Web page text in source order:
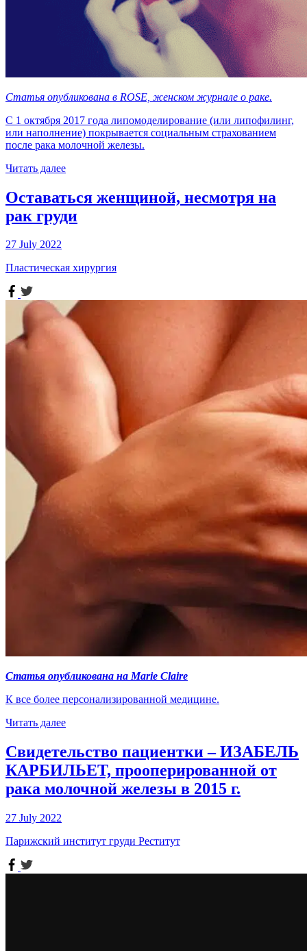
Статья опубликована в ROSE, женском журнале о раке.
С 1 октября 2017 года липомоделирование (или липофилинг,
или наполнение) покрывается социальным страхованием
после рака молочной железы.
Читать далее
Оставаться женщиной, несмотря на
рак груди
27 July 2022
Пластическая хирургия
Статья опубликована на Marie Claire
К все более персонализированной медицине.
Читать далее
Свидетельство пациентки – ИЗАБЕЛЬ
КАРБИЛЬЕТ, прооперированной от
рака молочной железы в 2015 г.
27 July 2022
Парижский институт груди Реститут